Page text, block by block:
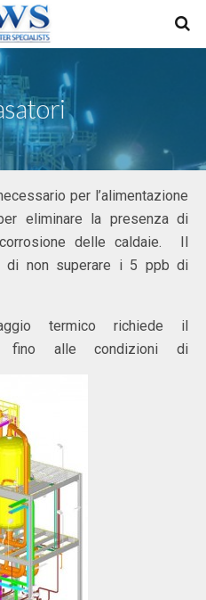
per l’alimentazione
eliminare la presenza di
delle caldaie. Il
di non superare i 5 ppb di
termico richiede il
fino alle condizioni di